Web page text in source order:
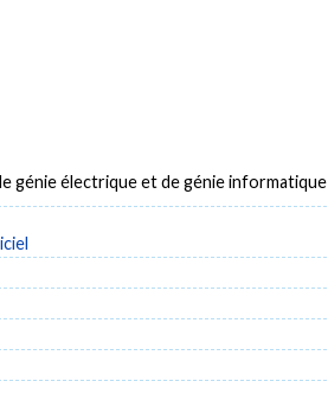
génie électrique et de génie informatique